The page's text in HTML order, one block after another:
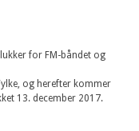
for FM-båndet og
og herefter kommer
13. december 2017.